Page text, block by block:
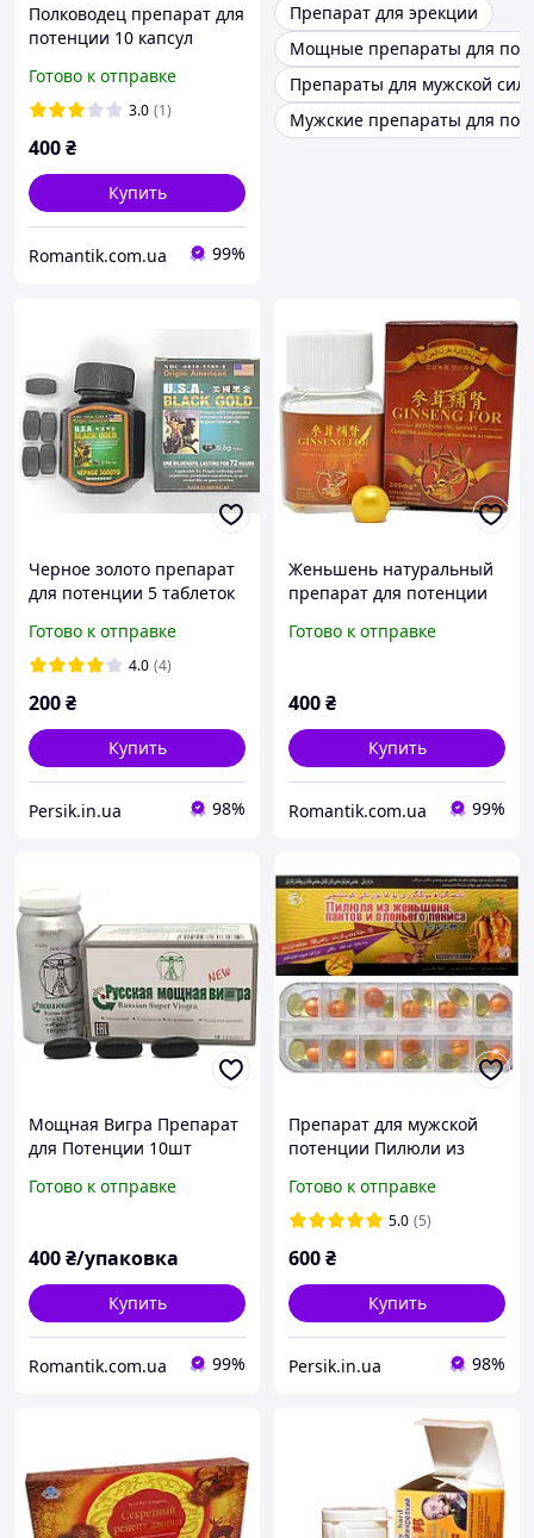
Полководец препарат для
потенции 10 капсул
Готово к отправке
3.0 (1)
400₴
Купить
Romantik.com.ua 99%
Препарат для эрекции
Мощные препараты для
Препараты для мужской
Мужские препараты для
Черное золото препарат
для потенции 5 таблеток
Готово к отправке
4.0 (4)
200₴
Купить
Persik.in.ua 98%
Женьшень натуральный
препарат для потенции
Ginseng For (10 таблеток)
Готово к отправке
400₴
Купить
Romantik.com.ua 99%
Мощная Вигра Препарат
для Потенции 10шт
Готово к отправке
400₴/упаковка
Купить
Romantik.com.ua 99%
Препарат для мужской
потенции Пилюли из
оленьего пениса, 12+12
Готово к отправке
5.0 (5)
600₴
Купить
Persik.in.ua 98%